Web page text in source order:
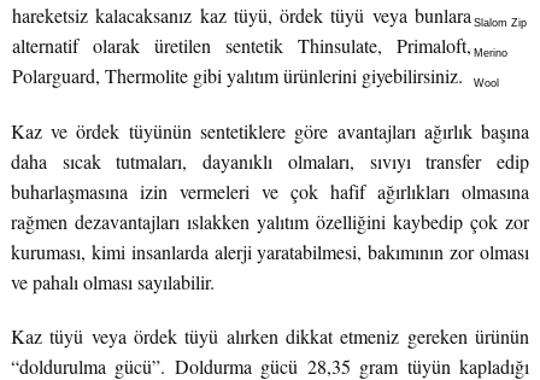
hareketsiz kalacaksanız kaz tüyü, ördek tüyü veya bunlara
alternatif olarak üretilen sentetik Thinsulate, Primaloft,
Polarguard, Thermolite gibi yalıtım ürünlerini giyebilirsiniz.
Slalom Zip
Merino
Wool
Kaz ve ördek tüyünün sentetiklere göre avantajları ağırlık başına
daha sıcak tutmaları, dayanıklı olmaları, sıvıyı transfer edip
buharlaşmasına izin vermeleri ve çok hafif ağırlıkları olmasına
rağmen dezavantajları ıslakken yalıtım özelliğini kaybedip çok zor
kuruması, kimi insanlarda alerji yaratabilmesi, bakımının zor olması
ve pahalı olması sayılabilir.
Kaz tüyü veya ördek tüyü alırken dikkat etmeniz gereken ürünün
“doldurulma gücü”. Doldurma gücü 28,35 gram tüyün kapladığı